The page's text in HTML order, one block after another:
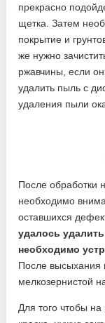
прекрасно
щетка. Затем
покрытие и
же нужно
ржавчины, если
удалить пыль с
удаления пыли
После обработки
необходимо
оставшихся
удалось
необходимо
После высыхания
мелкозернистой
Для того чтобы